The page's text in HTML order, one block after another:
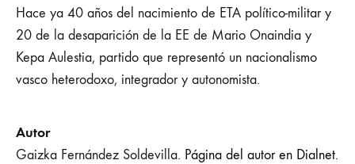
Hace ya 40 años del nacimiento de ETA político-militar y
20 de la desaparición de la EE de Mario Onaindia y
Kepa Aulestia, partido que representó un nacionalismo
vasco heterodoxo, integrador y autonomista.
Autor
Gaizka Fernández Soldevilla. Página del autor en Dialnet.